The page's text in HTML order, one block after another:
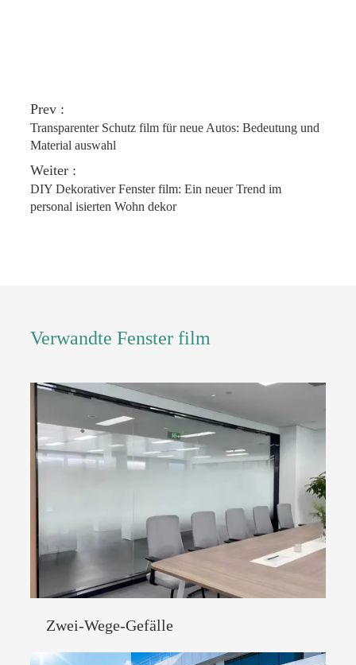
Prev :
Transparenter Schutz film für neue Autos: Bedeutung und
Material auswahl
Weiter :
DIY Dekorativer Fenster film: Ein neuer Trend im
personal isierten Wohn dekor
Verwandte Fenster film
Zwei-Wege-Gefälle